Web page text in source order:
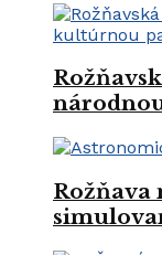
Rožňava